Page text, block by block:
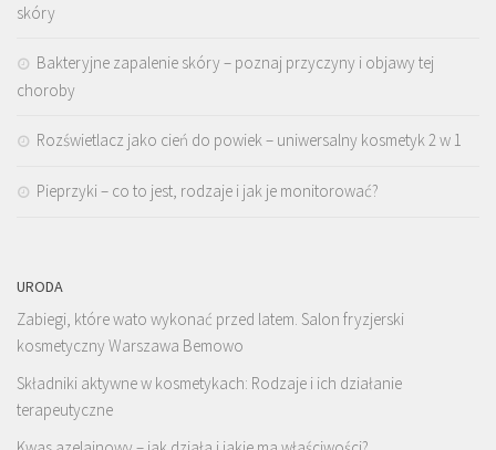
skóry
Bakteryjne zapalenie skóry – poznaj przyczyny i objawy tej
choroby
Rozświetlacz jako cień do powiek – uniwersalny kosmetyk 2 w 1
Pieprzyki – co to jest, rodzaje i jak je monitorować?
URODA
Zabiegi, które wato wykonać przed latem. Salon fryzjerski
kosmetyczny Warszawa Bemowo
Składniki aktywne w kosmetykach: Rodzaje i ich działanie
terapeutyczne